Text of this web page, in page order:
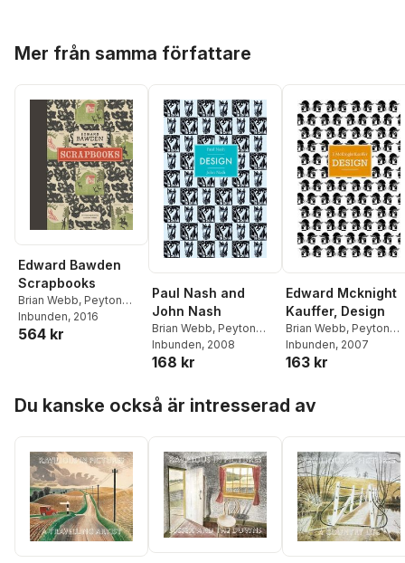
Mer från samma författare
Edward Bawden
Scrapbooks
Brian Webb, Peyton
Skipwith
Inbunden, 2016
564 kr
Paul Nash and
John Nash
Brian Webb, Peyton
Skipwith
Inbunden, 2008
168 kr
Edward Mcknight
Kauffer, Design
Brian Webb, Peyton
Skipwith
Inbunden, 2007
163 kr
Du kanske också är intresserad av